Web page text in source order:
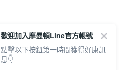
歡迎加入摩曼頓Line官方帳號
點擊以下按鈕第一時間獲得好康訊
息👇